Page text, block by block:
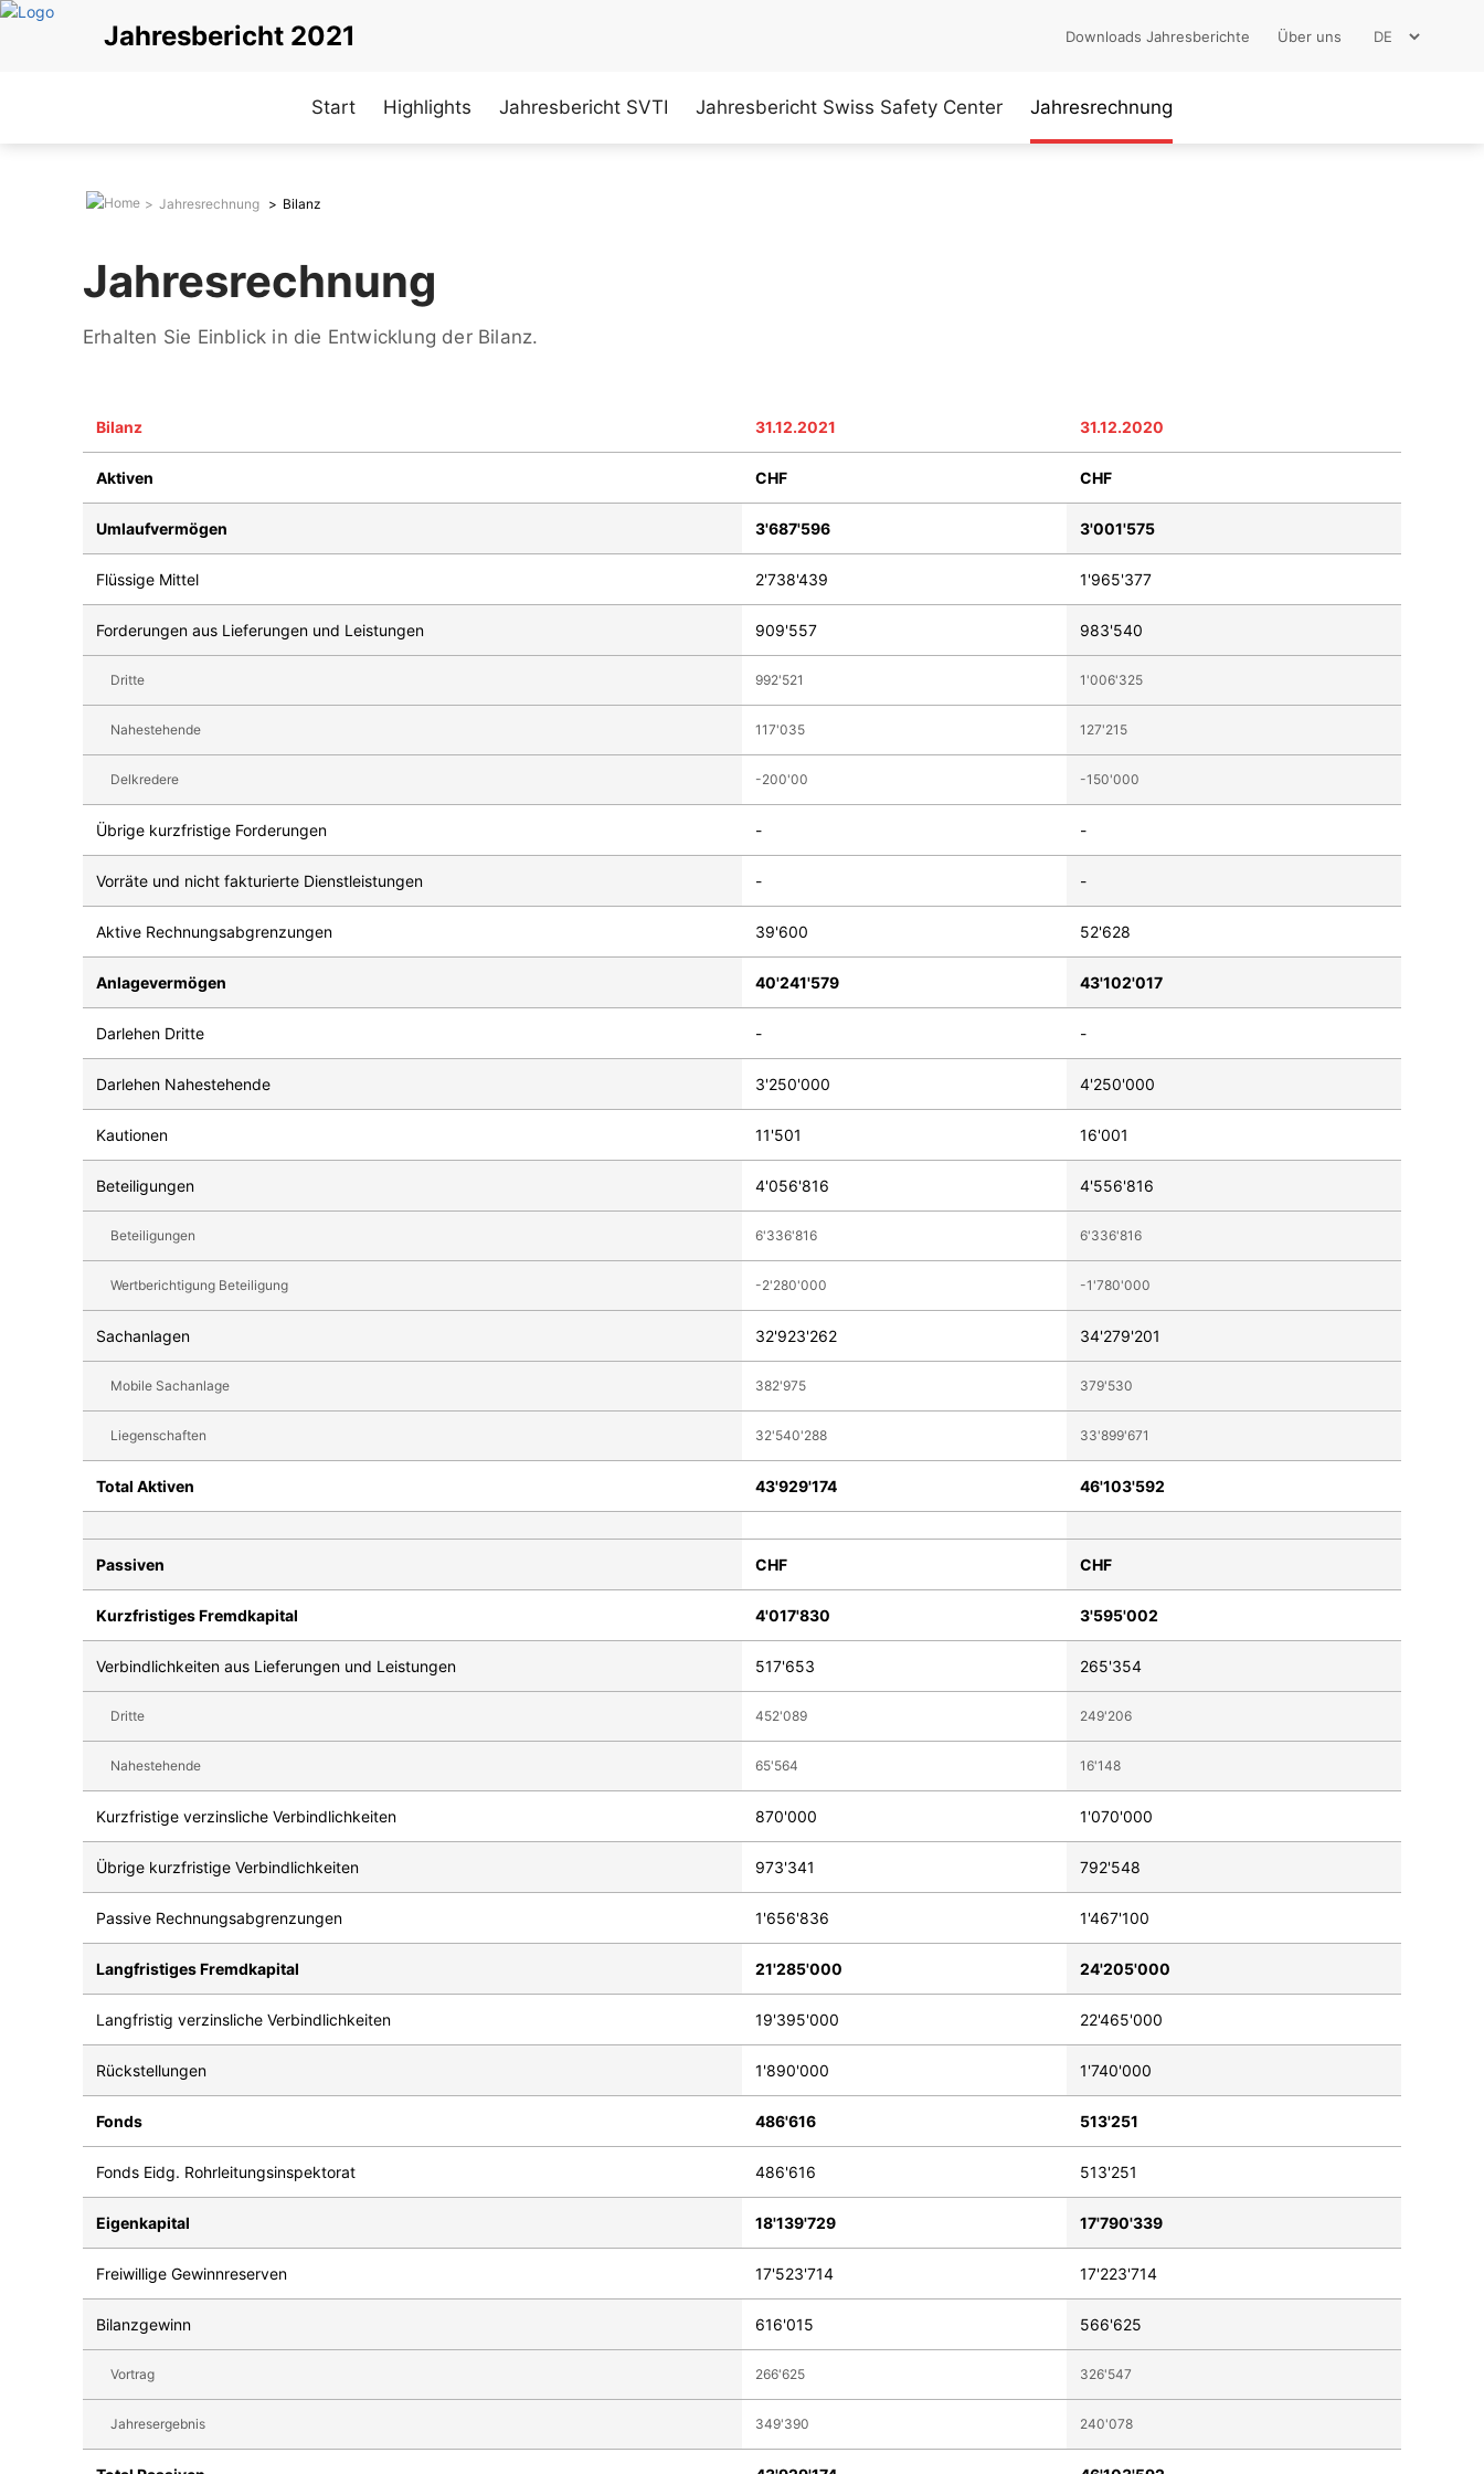
Direkt
Jahresbericht 2021 Downloads Jahresberichte Über uns
Start Highlights Jahresbericht SVTI Jahresbericht Swiss Safety Center Jahresrechnung
Jahresrechnung Bilanz
Jahresrechnung
Erhalten Sie Einblick in die Entwicklung der Bilanz.
Bilanz 31.12.2021 31.12.2020
Aktiven CHF CHF
Umlaufvermögen 3'687'596 3'001'575
Flüssige Mittel 2'738'439 1'965'377
Forderungen aus Lieferungen und Leistungen 909'557 983'540
Dritte 992'521 1'006'325
Nahestehende 117'035 127'215
Delkredere -200'00 -150'000
Übrige kurzfristige Forderungen - -
Vorräte und nicht fakturierte Dienstleistungen - -
Aktive Rechnungsabgrenzungen 39'600 52'628
Anlagevermögen 40'241'579 43'102'017
Darlehen Dritte - -
Darlehen Nahestehende 3'250'000 4'250'000
Kautionen 11'501 16'001
Beteiligungen 4'056'816 4'556'816
Beteiligungen 6'336'816 6'336'816
Wertberichtigung Beteiligung -2'280'000 -1'780'000
Sachanlagen 32'923'262 34'279'201
Mobile Sachanlage 382'975 379'530
Liegenschaften 32'540'288 33'899'671
Total Aktiven 43'929'174 46'103'592
Passiven CHF CHF
Kurzfristiges Fremdkapital 4'017'830 3'595'002
Verbindlichkeiten aus Lieferungen und Leistungen 517'653 265'354
Dritte 452'089 249'206
Nahestehende 65'564 16'148
Kurzfristige verzinsliche Verbindlichkeiten 870'000 1'070'000
Übrige kurzfristige Verbindlichkeiten 973'341 792'548
Passive Rechnungsabgrenzungen 1'656'836 1'467'100
Langfristiges Fremdkapital 21'285'000 24'205'000
Langfristig verzinsliche Verbindlichkeiten 19'395'000 22'465'000
Rückstellungen 1'890'000 1'740'000
Fonds 486'616 513'251
Fonds Eidg. Rohrleitungsinspektorat 486'616 513'251
Eigenkapital 18'139'729 17'790'339
Freiwillige Gewinnreserven 17'523'714 17'223'714
Bilanzgewinn 616'015 566'625
Vortrag 266'625 326'547
Jahresergebnis 349'390 240'078